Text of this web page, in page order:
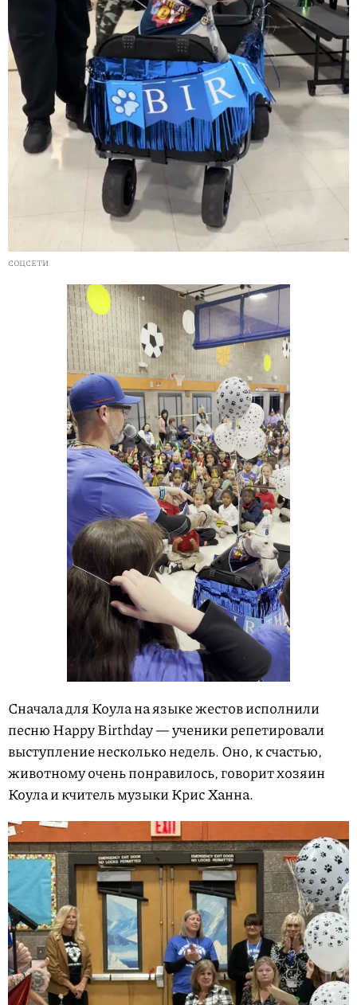
СОЦСЕТИ
Сначала для Коула на языке жестов исполнили
песню Happy Birthday — ученики репетировали
выступление несколько недель. Оно, к счастью,
животному очень понравилось, говорит хозяин
Коула и кчитель музыки Крис Ханна.